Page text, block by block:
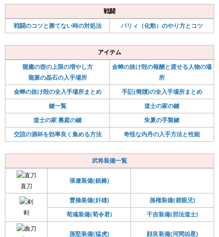
戦闘
戦闘のコツと勝てない時の対処法
パリィ（化勁）のやり方とコツ
アイテム
龍癒の壺の上限の増やし方
龍脈の晶石の入手場所
金蝉の抜け殻の報酬と渡せる人物の場
所
金蝉の抜け殻の全入手場所まとめ
手記(簡牘)の全入手場所まとめ
鍵一覧
道士の家の鍵
道士の家 裏庭の鍵
朱夏の手製鍵
交誼の酒杯を効率良く集める方法
奇怪な内丹の入手方法と性能
武将装備一覧
直刀
張遼装備(鋭鋒)
剣
曹操装備(奸雄)
孫権装備(碧眼児)
荀彧装備(荀令君)
干吉装備(邪法道士)
孫堅装備(猛虎) 顔良装備(河間凶星)